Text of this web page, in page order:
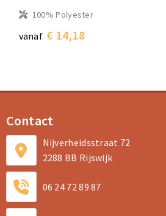
100% Polyester
vanaf € 14,18
Contact
Nijverheidsstraat 72
2288 BB Rijswijk
06 24 72 89 87